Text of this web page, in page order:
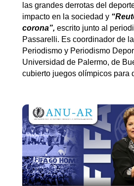
las grandes derrotas del
impacto en la sociedad y
corona”, escrito junto al
Passarelli. Es coordinador de
Periodismo y Periodismo
Universidad de Palermo, de
cubierto juegos olímpicos para